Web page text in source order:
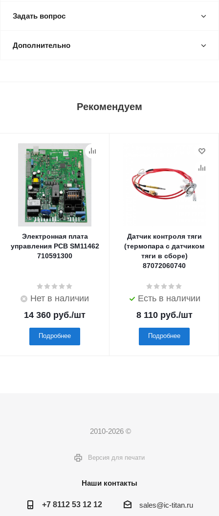
Задать вопрос
Дополнительно
Рекомендуем
Электронная плата
управления PCB SM11462
710591300
Нет в наличии
14 360 руб./шт
Подробнее
Датчик контроля тяги
(термопара с датчиком
тяги в сборе)
87072060740
Есть в наличии
8 110руб./шт
Подробнее
2010-2026 ©
Версия для печати
Наши контакты
+7 8112 53 12 12 sales@ic-titan.ru